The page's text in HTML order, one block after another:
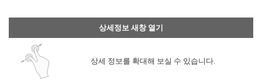
상세정보 새창 열기
상세 정보를 확대해 보실 수 있습니다.